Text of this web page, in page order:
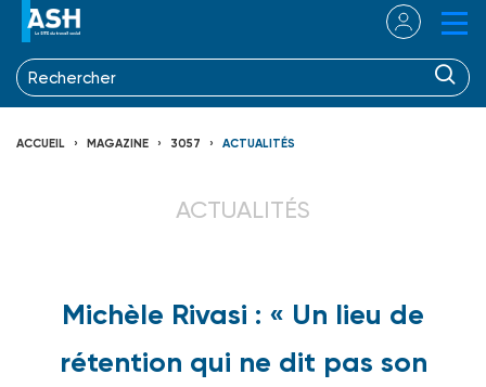
ACCUEIL MAGAZINE 3057 ACTUALITÉS
ACTUALITÉS
Michèle Rivasi : « Un lieu de
rétention qui ne dit pas son